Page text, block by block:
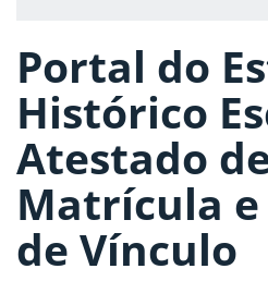
Portal do
Histórico
Atestado
Matrícula
de Vínculo